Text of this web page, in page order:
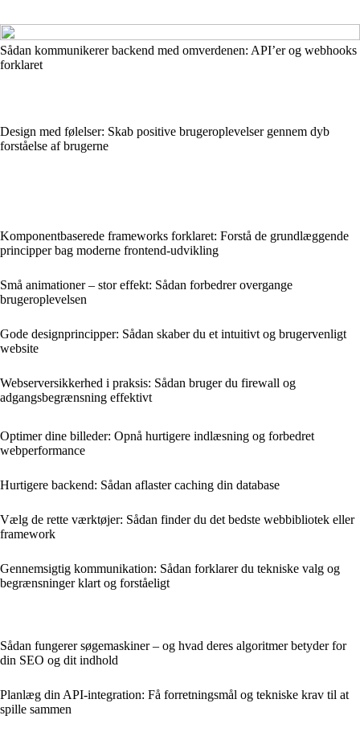
Sådan kommunikerer backend med omverdenen: API’er og webhooks
forklaret
Design med følelser: Skab positive brugeroplevelser gennem dyb
forståelse af brugerne
Komponentbaserede frameworks forklaret: Forstå de grundlæggende
principper bag moderne frontend-udvikling
Små animationer – stor effekt: Sådan forbedrer overgange
brugeroplevelsen
Gode designprincipper: Sådan skaber du et intuitivt og brugervenligt
website
Webserversikkerhed i praksis: Sådan bruger du firewall og
adgangsbegrænsning effektivt
Optimer dine billeder: Opnå hurtigere indlæsning og forbedret
webperformance
Hurtigere backend: Sådan aflaster caching din database
Vælg de rette værktøjer: Sådan finder du det bedste webbibliotek eller
framework
Gennemsigtig kommunikation: Sådan forklarer du tekniske valg og
begrænsninger klart og forståeligt
Sådan fungerer søgemaskiner – og hvad deres algoritmer betyder for
din SEO og dit indhold
Planlæg din API-integration: Få forretningsmål og tekniske krav til at
spille sammen